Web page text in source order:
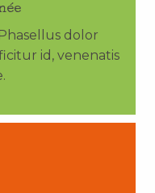
dolor
id, venenatis